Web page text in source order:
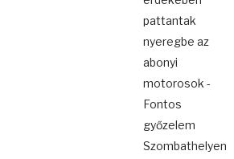
pattantak
nyeregbe az
abonyi
motorosok -
Fontos
győzelem
Szombathelyen